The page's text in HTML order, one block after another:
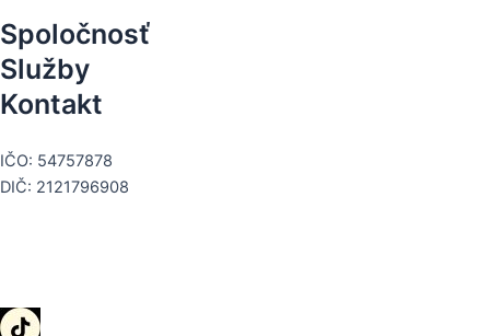
Spoločnosť
Služby
Kontakt
IČO: 54757878
DIČ: 2121796908